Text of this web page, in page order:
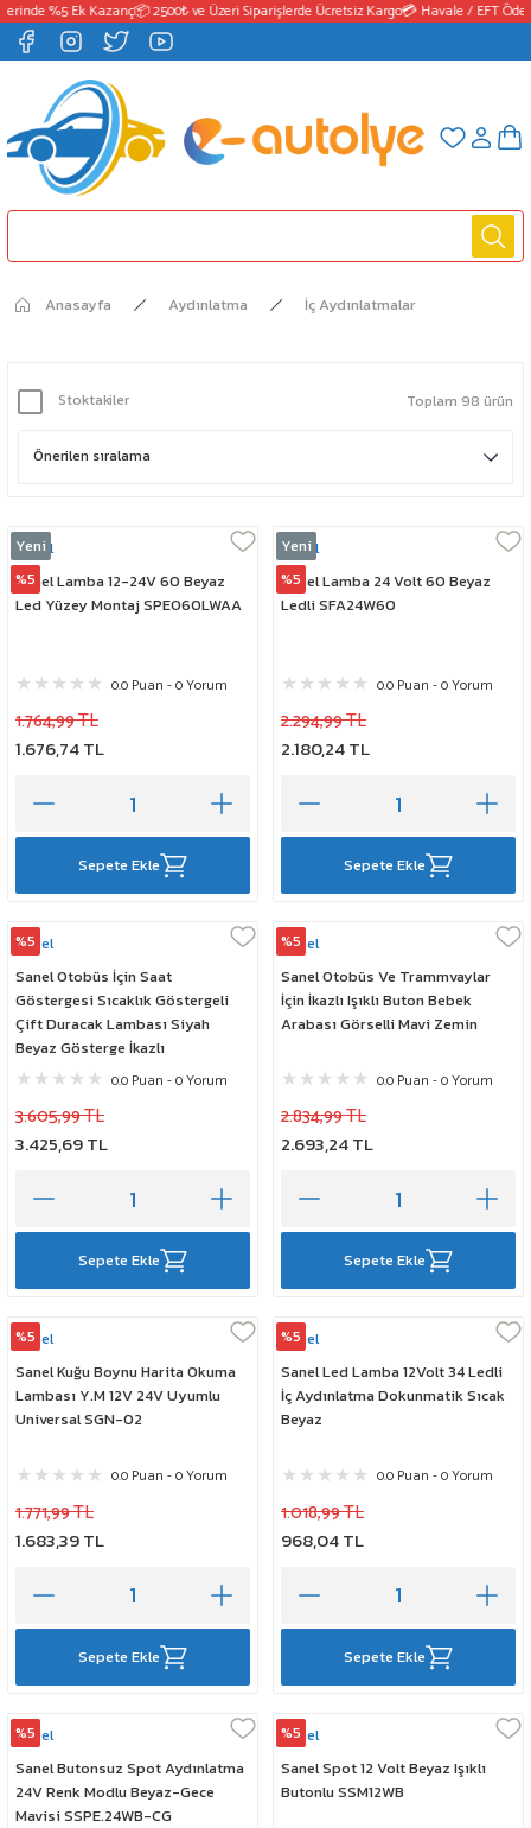
%5 Ek Kazanç📦 2500₺ ve Üzeri Siparişlerde Ücretsiz Kargo💳 Havale / EFT
Anasayfa Aydınlatma İç Aydınlatmalar
Stoktakiler Toplam 98 ürün
Yeni
%5
Sanel
Sanel Lamba 12-24V 60 Beyaz
Led Yüzey Montaj SPEO60LWAA
0.0 Puan - 0 Yorum
1.764,99 TL
1.676,74 TL
Sepete Ekle
Yeni
%5
Sanel
Sanel Lamba 24 Volt 60 Beyaz
Ledli SFA24W60
0.0 Puan - 0 Yorum
2.294,99 TL
2.180,24 TL
Sepete Ekle
%5
Sanel
Sanel Otobüs İçin Saat
Göstergesi Sıcaklık Göstergeli
Çift Duracak Lambası Siyah
Beyaz Gösterge İkazlı
0.0 Puan - 0 Yorum
3.605,99 TL
3.425,69 TL
Sepete Ekle
%5
Sanel
Sanel Otobüs Ve Trammvaylar
İçin İkazlı Işıklı Buton Bebek
Arabası Görselli Mavi Zemin
0.0 Puan - 0 Yorum
2.834,99 TL
2.693,24 TL
Sepete Ekle
%5
Sanel
Sanel Kuğu Boynu Harita Okuma
Lambası Y.M 12V 24V Uyumlu
Universal SGN-02
0.0 Puan - 0 Yorum
1.771,99 TL
1.683,39 TL
Sepete Ekle
%5
Sanel
Sanel Led Lamba 12Volt 34 Ledli
İç Aydınlatma Dokunmatik Sıcak
Beyaz
0.0 Puan - 0 Yorum
1.018,99 TL
968,04 TL
Sepete Ekle
%5
Sanel
Sanel Butonsuz Spot Aydınlatma
24V Renk Modlu Beyaz-Gece
Mavisi SSPE.24WB-CG
%5
Sanel
Sanel Spot 12 Volt Beyaz Işıklı
Butonlu SSM12WB